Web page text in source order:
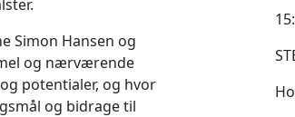
Simon Hansen og
og nærværende
potentialer, og hvor
og bidrage til